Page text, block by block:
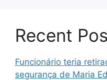
Recent
Funcionário teria
segurança de Maria